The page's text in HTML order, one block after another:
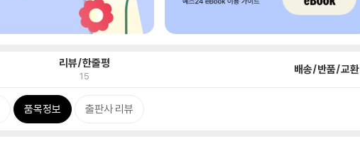
리뷰/한줄평
15 배송/반품/교환
품목정보 출판사 리뷰